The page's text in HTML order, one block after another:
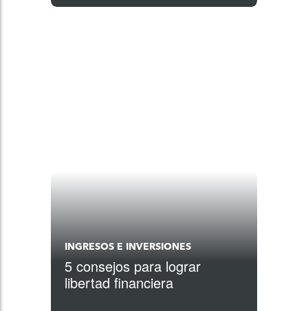
INGRESOS E INVERSIONES
5 consejos para lograr
libertad financiera